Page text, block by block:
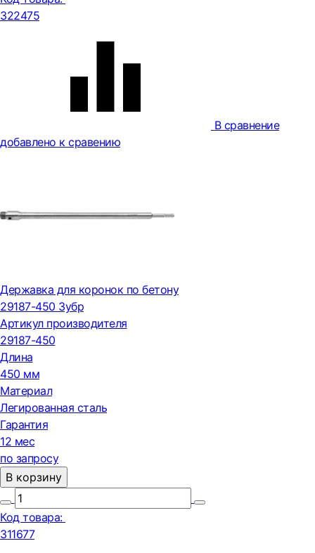
322475
В сравнение
добавлено к сравению
Державка для коронок по бетону
29187-450 Зубр
Артикул производителя
29187-450
Длина
450 мм
Материал
Легированная сталь
Гарантия
12 мес
по запросу
В корзину
Код товара:
311677